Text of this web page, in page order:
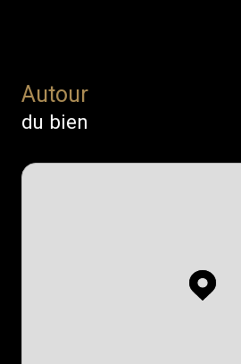
Autour
du bien